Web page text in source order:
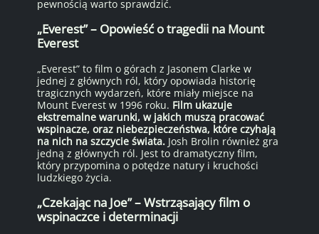
pewnością warto sprawdzić.
„Everest” – Opowieść o tragedii na Mount
Everest
„Everest” to film o górach z Jasonem Clarke w
jednej z głównych ról, który opowiada historię
tragicznych wydarzeń, które miały miejsce na
Mount Everest w 1996 roku. Film ukazuje
ekstremalne warunki, w jakich muszą pracować
wspinacze, oraz niebezpieczeństwa, które czyhają
na nich na szczycie świata. Josh Brolin również gra
jedną z głównych ról. Jest to dramatyczny film,
który przypomina o potędze natury i kruchości
ludzkiego życia.
„Czekając na Joe” – Wstrząsający film o
wspinaczce i determinacji